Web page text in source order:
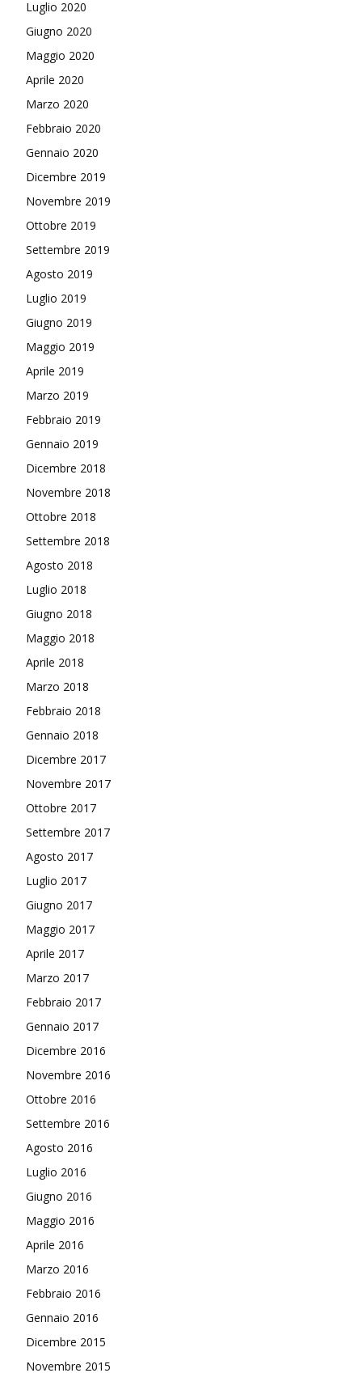
Luglio 2020
Giugno 2020
Maggio 2020
Aprile 2020
Marzo 2020
Febbraio 2020
Gennaio 2020
Dicembre 2019
Novembre 2019
Ottobre 2019
Settembre 2019
Agosto 2019
Luglio 2019
Giugno 2019
Maggio 2019
Aprile 2019
Marzo 2019
Febbraio 2019
Gennaio 2019
Dicembre 2018
Novembre 2018
Ottobre 2018
Settembre 2018
Agosto 2018
Luglio 2018
Giugno 2018
Maggio 2018
Aprile 2018
Marzo 2018
Febbraio 2018
Gennaio 2018
Dicembre 2017
Novembre 2017
Ottobre 2017
Settembre 2017
Agosto 2017
Luglio 2017
Giugno 2017
Maggio 2017
Aprile 2017
Marzo 2017
Febbraio 2017
Gennaio 2017
Dicembre 2016
Novembre 2016
Ottobre 2016
Settembre 2016
Agosto 2016
Luglio 2016
Giugno 2016
Maggio 2016
Aprile 2016
Marzo 2016
Febbraio 2016
Gennaio 2016
Dicembre 2015
Novembre 2015